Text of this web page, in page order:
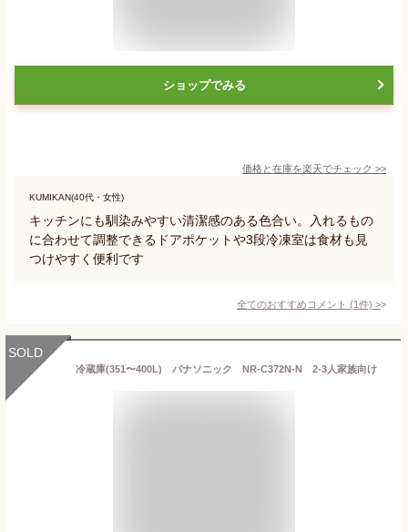
ショップでみる
価格と在庫を楽天でチェック >>
KUMIKAN(40代・女性)
キッチンにも馴染みやすい清潔感のある色合い。入れるもの
に合わせて調整できるドアポケットや3段冷凍室は食材も見
つけやすく便利です
全てのおすすめコメント (1件) >
SOLD
冷蔵庫(351〜400L) パナソニック NR-C372N-N 2-3人家族向け